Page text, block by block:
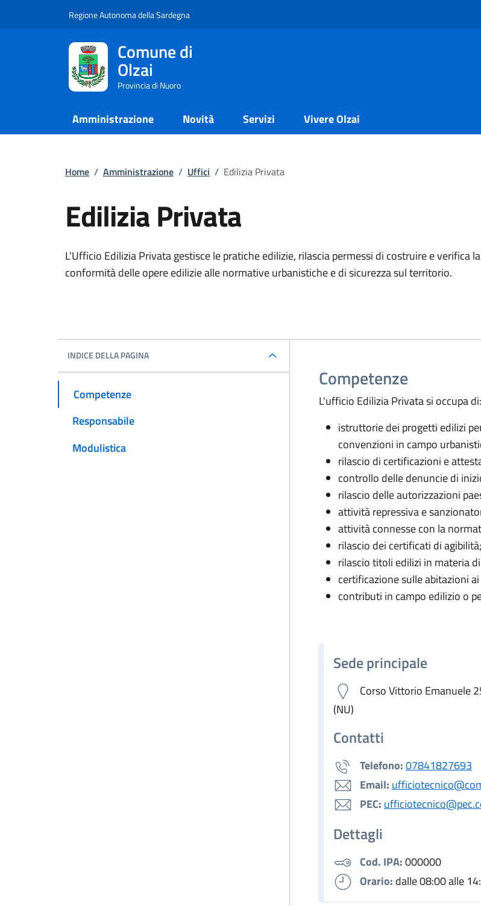
Regione Autonoma della Sardegna
Comune di
Olzai
Provincia di Nuoro
Amministrazione Novità Servizi Vivere Olzai
Home / Amministrazione / Uffici / Edilizia Privata
Edilizia Privata
L'Ufficio Edilizia Privata gestisce le pratiche edilizie, rilascia permessi di costruire e verifica la
conformità delle opere edilizie alle normative urbanistiche e di sicurezza sul territorio.
INDICE DELLA PAGINA
Competenze
Responsabile
Modulistica
Competenze
L'ufficio Edilizia Privata si occupa di:
istruttorie dei progetti edilizi
convenzioni in campo
rilascio di certificazioni e
controllo delle denuncie di
rilascio delle autorizzazioni
attività repressiva e
attività connesse con la
rilascio dei certificati di agibilità;
rilascio titoli edilizi in materia
certificazione sulle abitazioni
contributi in campo edilizio o
Sede principale
Corso Vittorio Emanuele
(NU)
Contatti
Telefono:07841827693
Email:
PEC:
Dettagli
Cod. IPA:000000
Orario: dalle 08:00 alle